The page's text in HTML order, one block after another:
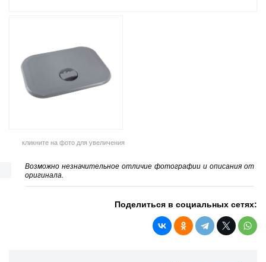
кликните на фото для увеличения
Возможно незначительное отличие фотографии и описания от
оригинала.
Поделиться в социальных сетях: